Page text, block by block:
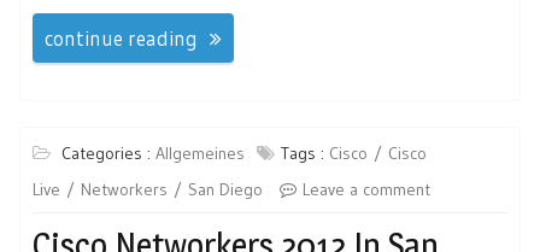
continue reading
Categories : Allgemeines Tags : Cisco
Cisco
Live
Networkers San Diego Leave a comment